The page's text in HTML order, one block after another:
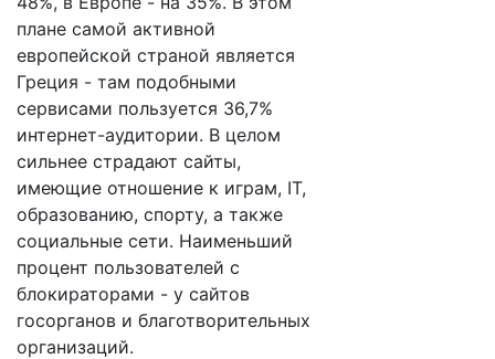
плане самой активной
европейской страной является
Греция - там подобными
сервисами пользуется 36,7%
интернет-аудитории. В целом
сильнее страдают сайты,
имеющие отношение к играм, IT,
образованию, спорту, а также
социальные сети. Наименьший
процент пользователей с
блокираторами - у сайтов
госорганов и благотворительных
организаций.